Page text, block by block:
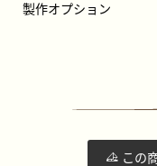
製作オプション
この